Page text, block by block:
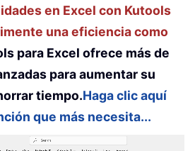
en Excel con Kutools
una eficiencia como
para Excel ofrece más de
para aumentar su
tiempo.Haga clic aquí
que más necesita...